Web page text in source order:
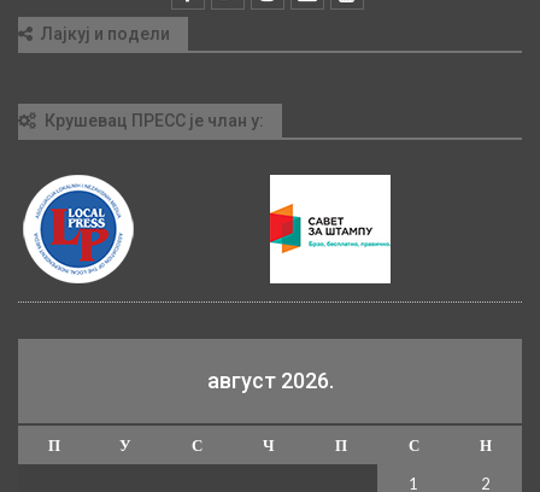
Лајкуј и подели
Крушевац ПРЕСС је члан у:
август 2026.
П У С Ч П С
Н
1
2